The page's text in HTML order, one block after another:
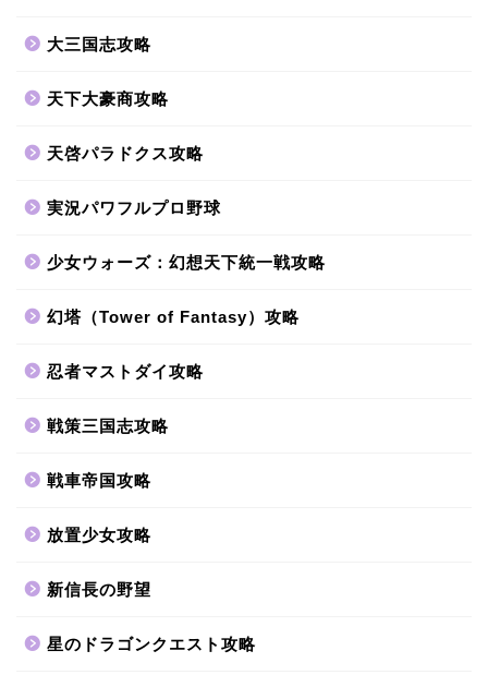
大三国志攻略
天下大豪商攻略
天啓パラドクス攻略
実況パワフルプロ野球
少女ウォーズ：幻想天下統一戦攻略
幻塔（Tower of Fantasy）攻略
忍者マストダイ攻略
戦策三国志攻略
戦車帝国攻略
放置少女攻略
新信長の野望
星のドラゴンクエスト攻略